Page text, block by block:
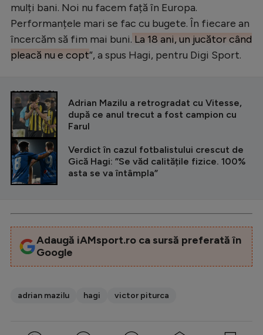
mulți bani. Noi nu facem față în Europa.
Performanțele mari se fac cu bugete. În fiecare an
încercăm să fim mai buni. La 18 ani, un jucător când
pleacă nu e copt”, a spus Hagi, pentru Digi Sport.
CITEȘTE ȘI
Adrian Mazilu a retrogradat cu Vitesse,
după ce anul trecut a fost campion cu
Farul
Verdict în cazul fotbalistului crescut de
Gică Hagi: ”Se văd calitățile fizice. 100%
asta se va întâmpla”
Adaugă iAMsport.ro ca sursă preferată în
Google
adrian mazilu hagi victor piturca